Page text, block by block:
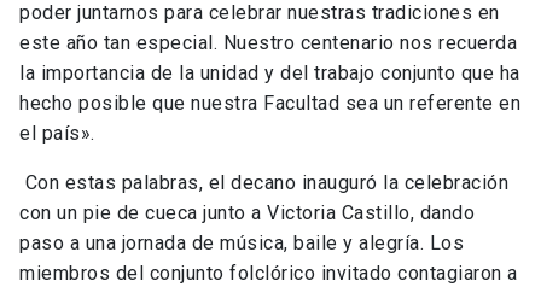
poder juntarnos para celebrar nuestras tradiciones en
este año tan especial. Nuestro centenario nos recuerda
la importancia de la unidad y del trabajo conjunto que ha
hecho posible que nuestra Facultad sea un referente en
el país».
Con estas palabras, el decano inauguró la celebración
con un pie de cueca junto a Victoria Castillo, dando
paso a una jornada de música, baile y alegría. Los
miembros del conjunto folclórico invitado contagiaron a